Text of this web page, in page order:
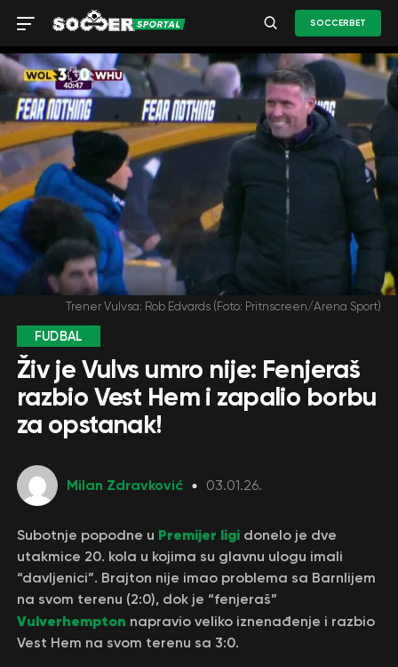
SOCCERBET
Trener Vulvsa: Rob Edvards (Foto: Pritnscreen/Arena Sport)
FUDBAL
Živ je Vulvs umro nije: Fenjeraš
razbio Vest Hem i zapalio borbu
za opstanak!
Milan Zdravković 03.01.26.
Subotnje popodne u Premijer ligidonelo je dve
utakmice 20. kola u kojima su glavnu ulogu imali
“davljenici”. Brajton nije imao problema sa Barnlijem
na svom terenu (2:0), dok je “fenjeraš”
Vulverhempton napravio veliko iznenađenje i razbio
Vest Hem na svom terenu sa 3:0.